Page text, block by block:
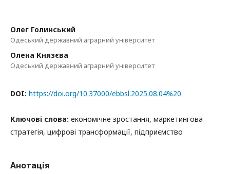
Олег Голинський
Одеський державний аграрний університет
Олена Князєва
Одеський державний аграрний університет
DOI: https://doi.org/10.37000/ebbsl.2025.08.04%20
Ключові слова: економічне зростання, маркетингова
стратегія, цифрові трансформації, підприємство
Анотація